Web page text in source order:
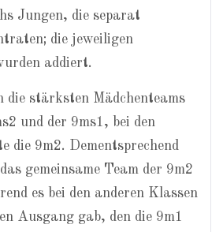
Jungen, die separat
die jeweiligen
addiert.
die stärksten Mädchenteams
und der 9ms1, bei den
die 9m2. Dementsprechend
gemeinsame Team der 9m2
es bei den anderen Klassen
Ausgang gab, den die 9m1